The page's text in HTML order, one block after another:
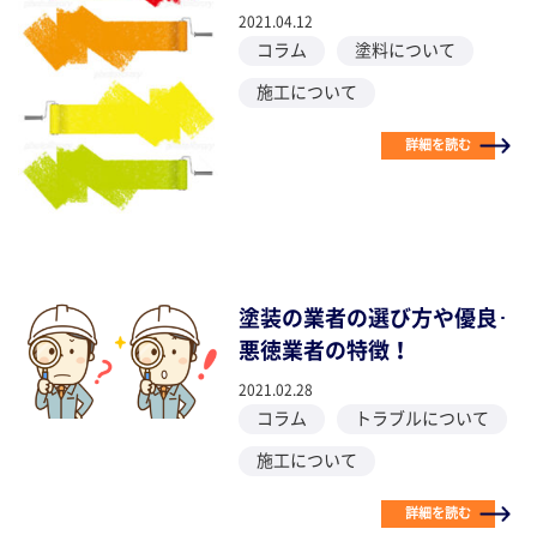
2021.04.12
コラム
塗料について
施工について
詳細を読む
塗装の業者の選び方や優良･
悪徳業者の特徴！
2021.02.28
コラム
トラブルについて
施工について
詳細を読む